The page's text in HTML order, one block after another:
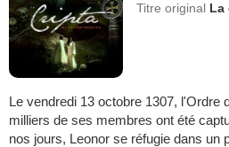
Titre original La
Le vendredi 13 octobre 1307, l'Ordre
milliers de ses membres ont été
nos jours, Leonor se réfugie dans un